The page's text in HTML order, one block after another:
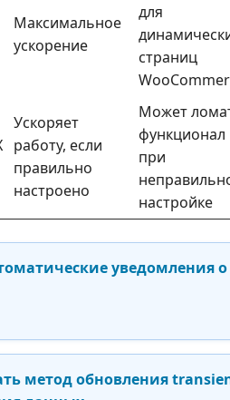
Максимальное
ускорение
для
страниц
Ускоряет
работу, если
правильно
настроено
Может
функционал
при
настройке
уведомления
метод обновления